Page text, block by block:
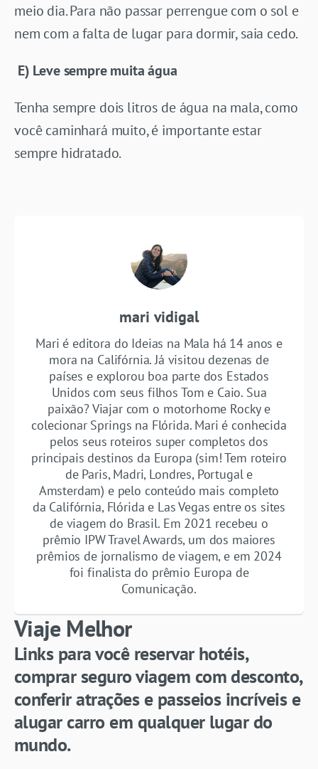
meio dia. Para não passar perrengue com o sol e
nem com a falta de lugar para dormir, saia cedo.
E) Leve sempre muita água
Tenha sempre dois litros de água na mala, como
você caminhará muito, é importante estar
sempre hidratado.
mari vidigal
Mari é editora do Ideias na Mala há 14 anos e
mora na Califórnia. Já visitou dezenas de
países e explorou boa parte dos Estados
Unidos com seus filhos Tom e Caio. Sua
paixão? Viajar com o motorhome Rocky e
colecionar Springs na Flórida. Mari é conhecida
pelos seus roteiros super completos dos
principais destinos da Europa (sim! Tem roteiro
de Paris, Madri, Londres, Portugal e
Amsterdam) e pelo conteúdo mais completo
da Califórnia, Flórida e Las Vegas entre os sites
de viagem do Brasil. Em 2021 recebeu o
prêmio IPW Travel Awards, um dos maiores
prêmios de jornalismo de viagem, e em 2024
foi finalista do prêmio Europa de
Comunicação.
Viaje Melhor
Links para você reservar hotéis,
comprar seguro viagem com desconto,
conferir atrações e passeios incríveis e
alugar carro em qualquer lugar do
mundo.